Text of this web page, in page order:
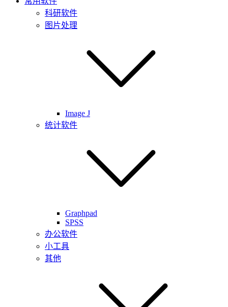
科研软件
图片处理
Image J
统计软件
Graphpad
SPSS
办公软件
小工具
其他